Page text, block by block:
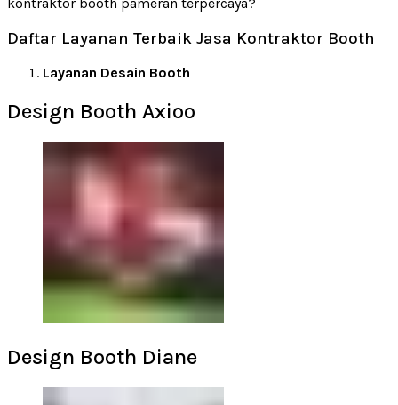
Daftar Layanan Terbaik Jasa Kontraktor Booth
Layanan Desain Booth
Design Booth Axioo
Design Booth Diane